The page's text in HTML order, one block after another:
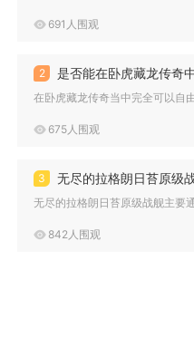
691人围观
2 是否能在卧虎藏龙传奇
675人围观
3 无尽的拉格朗日苔原级
842人围观